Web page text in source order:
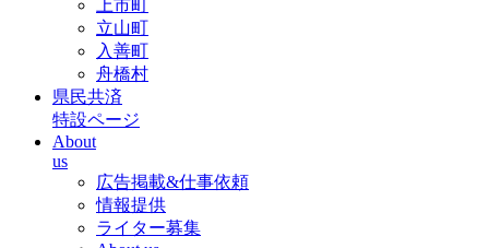
上市町
立山町
入善町
舟橋村
県民共済
特設ページ
About
us
広告掲載&仕事依頼
情報提供
ライター募集